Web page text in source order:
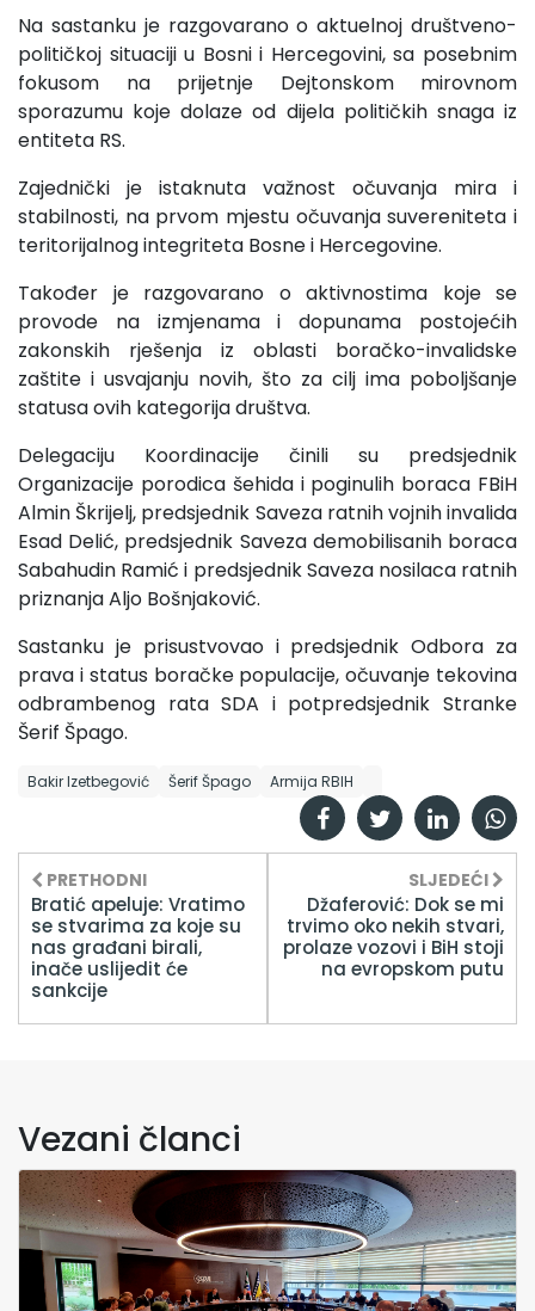
Na sastanku je razgovarano o aktuelnoj društveno-
političkoj situaciji u Bosni i Hercegovini, sa posebnim
fokusom na prijetnje Dejtonskom mirovnom
sporazumu koje dolaze od dijela političkih snaga iz
entiteta RS.
Zajednički je istaknuta važnost očuvanja mira i
stabilnosti, na prvom mjestu očuvanja suvereniteta i
teritorijalnog integriteta Bosne i Hercegovine.
Također je razgovarano o aktivnostima koje se
provode na izmjenama i dopunama postojećih
zakonskih rješenja iz oblasti boračko-invalidske
zaštite i usvajanju novih, što za cilj ima poboljšanje
statusa ovih kategorija društva.
Delegaciju Koordinacije činili su predsjednik
Organizacije porodica šehida i poginulih boraca FBiH
Almin Škrijelj, predsjednik Saveza ratnih vojnih invalida
Esad Delić, predsjednik Saveza demobilisanih boraca
Sabahudin Ramić i predsjednik Saveza nosilaca ratnih
priznanja Aljo Bošnjaković.
Sastanku je prisustvovao i predsjednik Odbora za
prava i status boračke populacije, očuvanje tekovina
odbrambenog rata SDA i potpredsjednik Stranke
Šerif Špago.
Bakir Izetbegović Šerif Špago Armija RBIH
PRETHODNI
Bratić apeluje: Vratimo
se stvarima za koje su
nas građani birali,
inače uslijedit će
sankcije
SLJEDEĆI
Džaferović: Dok se mi
trvimo oko nekih stvari,
prolaze vozovi i BiH stoji
na evropskom putu
Vezani članci